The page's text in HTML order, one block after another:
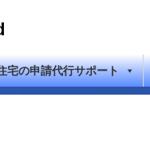
宅の申請代行サポート